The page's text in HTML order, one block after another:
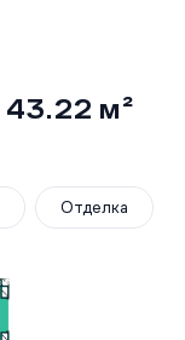
43.22 м²
Отделка